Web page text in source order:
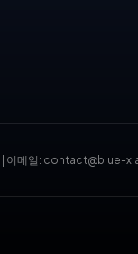
이메일: contact@blue-